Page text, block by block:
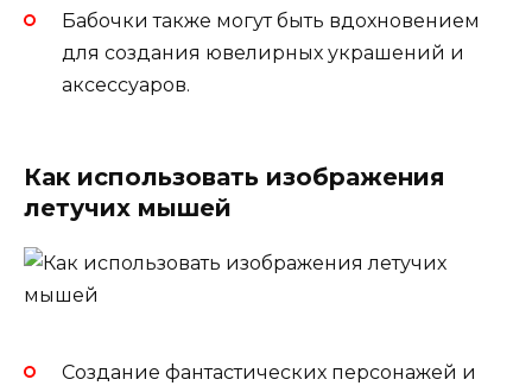
Бабочки также могут быть вдохновением
для создания ювелирных украшений и
аксессуаров.
Как использовать изображения
летучих мышей
Создание фантастических персонажей и